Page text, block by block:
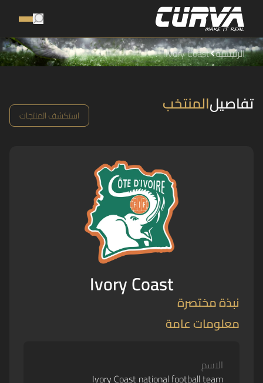
الرئيسية Ivory Coast
المنتخبتفاصيل استكشف المنتجات
Ivory Coast
نبذة مختصرة
معلومات عامة
الاسم
Ivory Coast national football team